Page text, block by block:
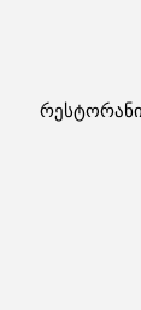
რესტორანი